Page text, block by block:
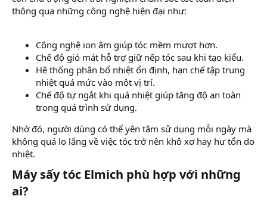
thông qua những công nghệ hiện đại như:
Công nghệ ion âm giúp tóc mềm mượt hơn.
Chế độ gió mát hỗ trợ giữ nếp tóc sau khi tạo kiểu.
Hệ thống phân bổ nhiệt ổn định, hạn chế tập trung
nhiệt quá mức vào một vị trí.
Chế độ tự ngắt khi quá nhiệt giúp tăng độ an toàn
trong quá trình sử dụng.
Nhờ đó, người dùng có thể yên tâm sử dụng mỗi ngày mà
không quá lo lắng về việc tóc trở nên khô xơ hay hư tổn do
nhiệt.
Máy sấy tóc Elmich phù hợp với những
ai?​